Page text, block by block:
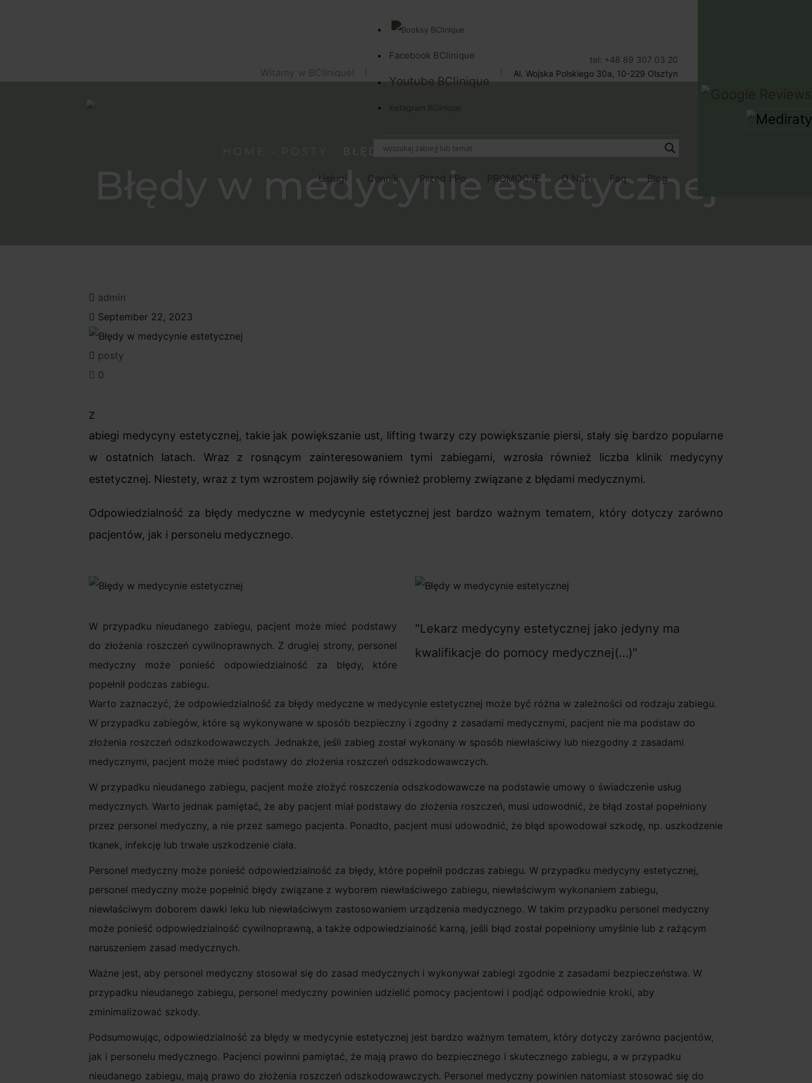
Witamy w BClinique!
Facebook BClinique
Youtube BClinique
Instagram BClinique
tel: +48 89 307 03 20
Al. Wojska Polskiego 30a, 10-229 Olsztyn
Usługi Cennik Przed I Po PROMOCJE O Nas Faq Blog
Błędy w medycynie estetycznej
BŁĘDY W MEDYCYNIE ESTETYCZNEJ
admin
September 22, 2023
posty
0
Z
abiegi medycyny estetycznej, takie jak powiększanie ust, lifting twarzy czy powiększanie piersi, stały się bardzo popularne
w ostatnich latach. Wraz z rosnącym zainteresowaniem tymi zabiegami, wzrosła również liczba klinik medycyny
estetycznej. Niestety, wraz z tym wzrostem pojawiły się również problemy związane z błędami medycznymi.
Odpowiedzialność za błędy medyczne w medycynie estetycznej jest bardzo ważnym tematem, który dotyczy zarówno
pacjentów, jak i personelu medycznego.
W przypadku nieudanego zabiegu, pacjent może mieć podstawy
do złożenia roszczeń cywilnoprawnych. Z drugiej strony, personel
medyczny może ponieść odpowiedzialność za błędy, które
popełnił podczas zabiegu.
Lekarz medycyny estetycznej jako jedyny ma
kwalifikacje do pomocy medycznej(…)
Warto zaznaczyć, że odpowiedzialność za błędy medyczne w medycynie estetycznej może być różna w zależności od rodzaju zabiegu.
W przypadku zabiegów, które są wykonywane w sposób bezpieczny i zgodny z zasadami medycznymi, pacjent nie ma podstaw do
złożenia roszczeń odszkodowawczych. Jednakże, jeśli zabieg został wykonany w sposób niewłaściwy lub niezgodny z zasadami
medycznymi, pacjent może mieć podstawy do złożenia roszczeń odszkodowawczych.
W przypadku nieudanego zabiegu, pacjent może złożyć roszczenia odszkodowawcze na podstawie umowy o świadczenie usług
medycznych. Warto jednak pamiętać, że aby pacjent miał podstawy do złożenia roszczeń, musi udowodnić, że błąd został popełniony
przez personel medyczny, a nie przez samego pacjenta. Ponadto, pacjent musi udowodnić, że błąd spowodował szkodę, np. uszkodzenie
tkanek, infekcję lub trwałe uszkodzenie ciała.
Personel medyczny może ponieść odpowiedzialność za błędy, które popełnił podczas zabiegu. W przypadku medycyny estetycznej,
personel medyczny może popełnić błędy związane z wyborem niewłaściwego zabiegu, niewłaściwym wykonaniem zabiegu,
niewłaściwym doborem dawki leku lub niewłaściwym zastosowaniem urządzenia medycznego. W takim przypadku personel medyczny
może ponieść odpowiedzialność cywilnoprawną, a także odpowiedzialność karną, jeśli błąd został popełniony umyślnie lub z rażącym
naruszeniem zasad medycznych.
Ważne jest, aby personel medyczny stosował się do zasad medycznych i wykonywał zabiegi zgodnie z zasadami bezpieczeństwa. W
przypadku nieudanego zabiegu, personel medyczny powinien udzielić pomocy pacjentowi i podjąć odpowiednie kroki, aby
zminimalizować szkody.
Podsumowując, odpowiedzialność za błędy w medycynie estetycznej jest bardzo ważnym tematem, który dotyczy zarówno pacjentów,
jak i personelu medycznego. Pacjenci powinni pamiętać, że mają prawo do bezpiecznego i skutecznego zabiegu, a w przypadku
nieudanego zabiegu, mają prawo do złożenia roszczeń odszkodowawczych. Personel medyczny powinien natomiast stosować się do